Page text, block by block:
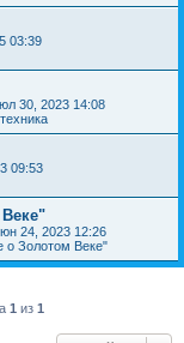
03:39
30, 2023 14:08
09:53
24, 2023 12:26
о Золотом Веке"
1 из 1